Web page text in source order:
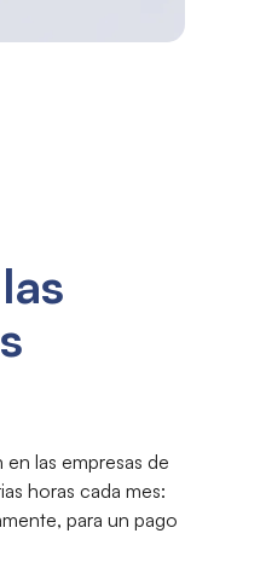
las empresas de
horas cada mes:
para un pago